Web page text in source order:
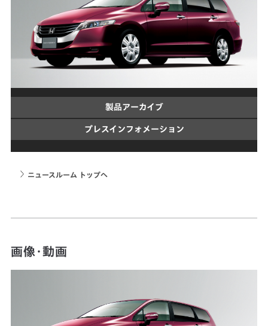
製品アーカイブ
プレスインフォメーション
ニュースルーム トップへ
画像・動画